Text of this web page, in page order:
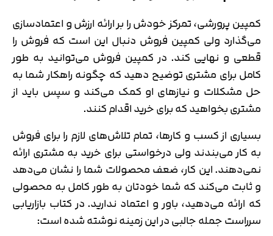
کمپین پرورشی، تمرکز خودش را بر ارائه ارزش و اعتمادسازی
می‌گذارد ولی کمپین فروش دنبال این است که فروش را
قطعی و نهایی کند. در کمپین فروش می‌توانید به طور
کامل برای مشتری توضیح دهید که چگونه راهکار شما به
حل مشکلات و نیازهای او کمک می‌کند و سپس باید از
مشتری بخواهید که برای خرید اقدام کنند.
بسیاری از کسب و کارها، تمام تلاش‌های لازم را برای فروش
به کار می‌بندند ولی درخواستی برای خرید به مشتری ارائه
نمی‌دهند. این کار، ضعف محصولات شما را نشان می‌دهد
و ثابت می‌کند که شما خودتان به طور کامل به محصولی
که ارائه می‌دهید، باور و اعتماد ندارید. در کتاب بازاریابی
سرراست جمله جالبی در این زمینه نوشته شده است: